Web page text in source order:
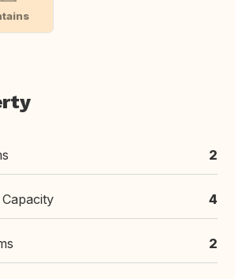
2
4
2